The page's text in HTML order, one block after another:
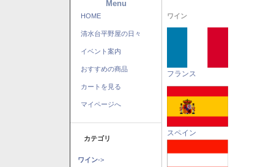
Menu
HOME
清水台平野屋の日々
イベント案内
おすすめの商品
カートを見る
マイページへ
カテゴリ
ワイン->
ワイン
フランス
スペイン